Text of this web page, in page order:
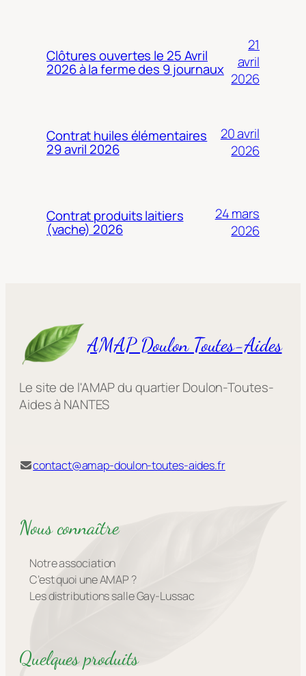
Clôtures ouvertes le 25 Avril
2026 à la ferme des 9 journaux
21
avril
2026
Contrat huiles élémentaires
29 avril 2026
20 avril
2026
Contrat produits laitiers
(vache) 2026
24 mars
2026
AMAP Doulon Toutes-Aides
Le site de l'AMAP du quartier Doulon-Toutes-
Aides à NANTES
contact@amap-doulon-toutes-aides.fr
Nous connaître
Notre association
C’est quoi une AMAP ?
Les distributions salle Gay-Lussac
Quelques produits